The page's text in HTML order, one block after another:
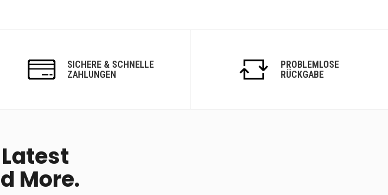
SICHERE & SCHNELLE
ZAHLUNGEN
PROBLEMLOSE
RÜCKGABE
More.